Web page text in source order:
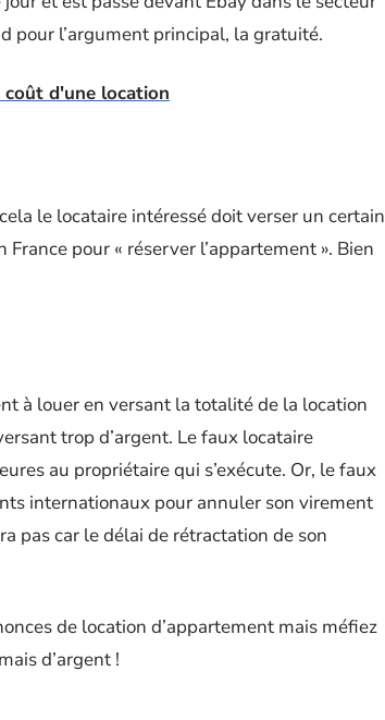
pour l’argument principal, la gratuité.
d'une location
le locataire intéressé doit verser un certain
pour « réserver l’appartement ». Bien
à louer en versant la totalité de la location
trop d’argent. Le faux locataire
au propriétaire qui s’exécute. Or, le faux
internationaux pour annuler son virement
pas car le délai de rétractation de son
de location d’appartement mais méfiez
d’argent !